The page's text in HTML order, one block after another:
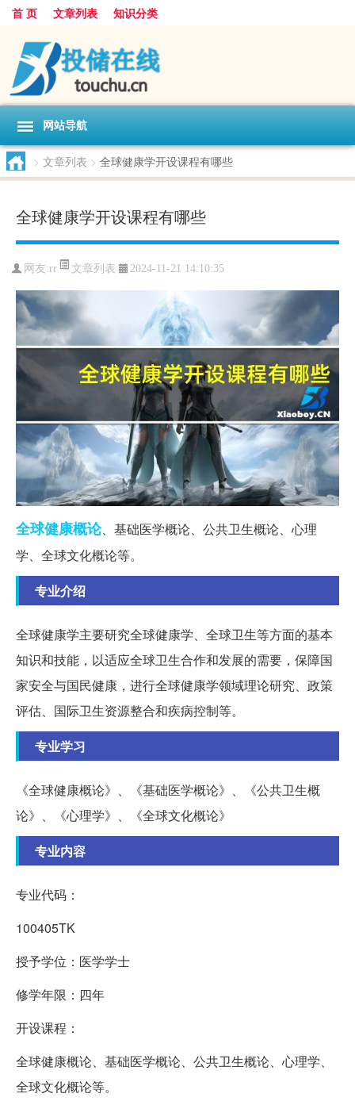
首 页 文章列表 知识分类
网站导航
> 文章列表 > 全球健康学开设课程有哪些
全球健康学开设课程有哪些
网友:rr 文章列表 2024-11-21 14:10:35
全球健康概论、基础医学概论、公共卫生概论、心理
学、全球文化概论等。
专业介绍
全球健康学主要研究全球健康学、全球卫生等方面的基本
知识和技能，以适应全球卫生合作和发展的需要，保障国
家安全与国民健康，进行全球健康学领域理论研究、政策
评估、国际卫生资源整合和疾病控制等。
专业学习
《全球健康概论》、《基础医学概论》、《公共卫生概
论》、《心理学》、《全球文化概论》
专业内容
专业代码：
100405TK
授予学位：医学学士
修学年限：四年
开设课程：
全球健康概论、基础医学概论、公共卫生概论、心理学、
全球文化概论等。